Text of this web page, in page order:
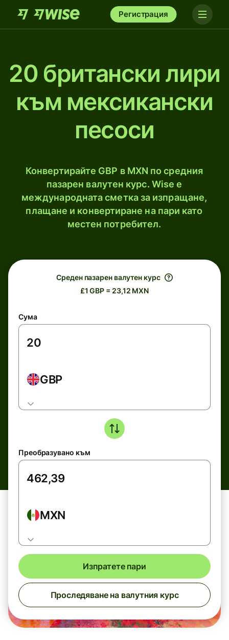
Регистрация
20 британски лири
към мексикански
песоси
Конвертирайте GBP в MXN по средния
пазарен валутен курс. Wise е
международната сметка за изпращане,
плащане и конвертиране на пари като
местен потребител.
Среден пазарен валутен курс
£1 GBP = 23,12 MXN
Сума
GBP
Преобразувано към
MXN
Изпратете пари
Проследяване на валутния курс